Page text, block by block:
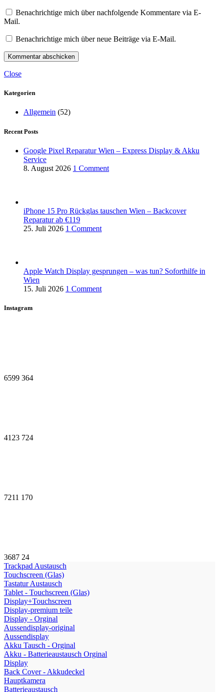
Benachrichtige mich über nachfolgende Kommentare via E-
Mail.
Benachrichtige mich über neue Beiträge via E-Mail.
Close
Kategorien
Allgemein (52)
Recent Posts
Google Pixel Reparatur Wien – Express Display & Akku
Service
8. August 2026 1 Comment
iPhone 15 Pro Rückglas tauschen Wien – Backcover
Reparatur ab €119
25. Juli 2026 1 Comment
Apple Watch Display gesprungen – was tun? Soforthilfe in
Wien
15. Juli 2026 1 Comment
Instagram
6599 364
4123 724
7211 170
3687 24
Trackpad Austausch
Touchscreen (Glas)
Tastatur Austausch
Tablet - Touchscreen (Glas)
Display+Touchscreen
Display-premium teile
Display - Orginal
Aussendisplay-original
Aussendisplay
Akku Tausch - Orginal
Akku - Batterieaustausch Orginal
Display
Back Cover - Akkudeckel
Hauptkamera
Batterieaustausch